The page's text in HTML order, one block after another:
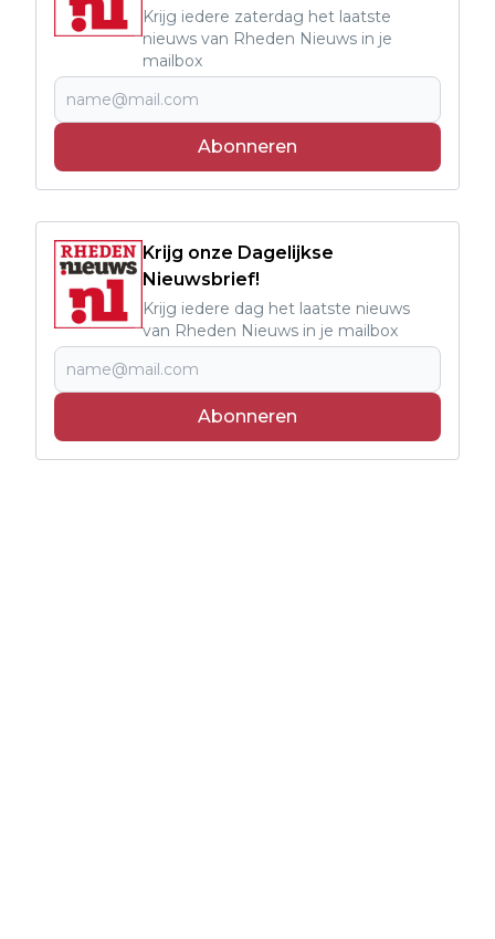
Krijg iedere zaterdag het laatste
nieuws van Rheden Nieuws in je
mailbox
Abonneren
Krijg onze Dagelijkse
Nieuwsbrief!
Krijg iedere dag het laatste nieuws
van Rheden Nieuws in je mailbox
Abonneren